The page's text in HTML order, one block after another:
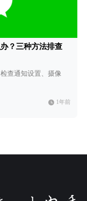
？三种方法排查
查通知设置、摄像
1年前